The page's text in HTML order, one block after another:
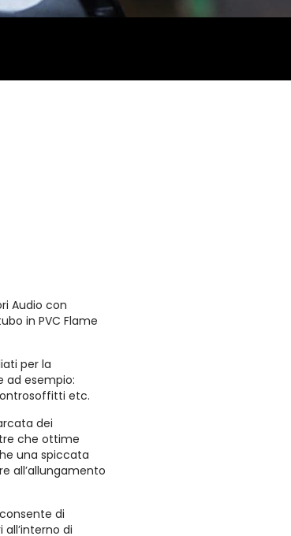
Audio con
in PVC Flame
per la
ad esempio:
etc.
dei
che ottime
una spiccata
all’allungamento
di
di